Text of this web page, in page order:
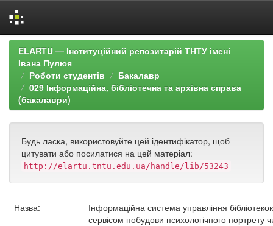
Skip
navigation
ELARTU — Інституційний репозитарій ТНТУ імені
Івана Пулюя
Роботи студентів
Бакалавр
029 Інформаційна, бібліотечна та архівна справа
(бакалаври)
Будь ласка, використовуйте цей ідентифікатор, щоб
цитувати або посилатися на цей матеріал:
http://elartu.tntu.edu.ua/handle/lib/53243
Назва:
Інформаційна система управління
сервісом побудови психологічного портрету